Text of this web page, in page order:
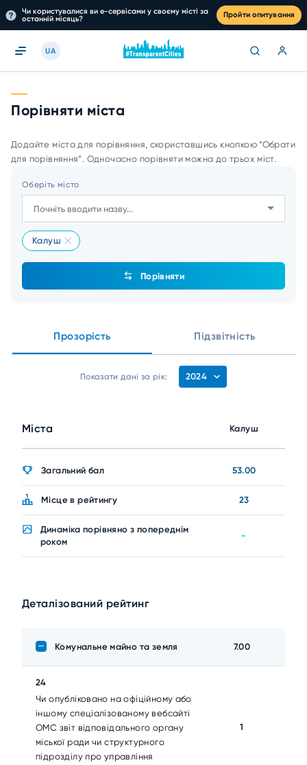
Чи користувалися ви е-сервісами у своєму місті за
останній місяць?
Пройти опитування
UA
Порівняти міста
Додайте міста для порівняння, скориставшись кнопкою “Обрати
для порівняння”. Одночасно порівняти можна до трьох міст.
Оберіть місто
Калуш
Порівняти
Прозорість Підзвітність
Показати дані за рік: 2024
Міста Калуш
Загальний бал 53.00
Місце в рейтингу 23
Динаміка порівняно з попереднім
роком
-
Деталізований рейтинг
Комунальне майно та земля 7.00
24
Чи опубліковано на офіційному або
іншому спеціалізованому вебсайті
ОМС звіт відповідального органу
міської ради чи структурного
підрозділу про управління
1